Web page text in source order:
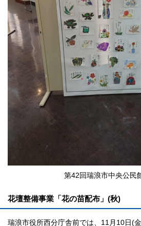
第42回瑞浪市中央公民
花壇整備事業「花の苗配布」(秋)
瑞浪市役所西分庁舎前では、11月10日(